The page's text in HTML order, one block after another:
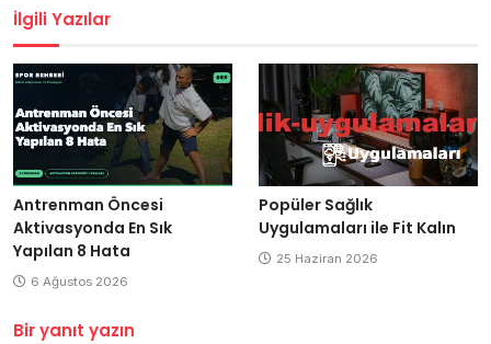
İlgili Yazılar
Antrenman Öncesi
Aktivasyonda En Sık
Yapılan 8 Hata
6 Ağustos 2026
Popüler Sağlık
Uygulamaları ile Fit Kalın
25 Haziran 2026
Bir yanıt yazın